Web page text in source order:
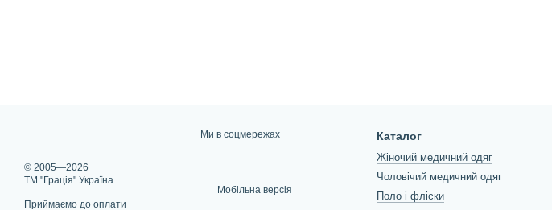
© 2005—2026
ТМ "Грація" Україна
Приймаємо до оплати
Ми в соцмережах
Мобільна версія
Каталог
Жіночий медичний одяг
Чоловічий медичний одяг
Поло і фліски